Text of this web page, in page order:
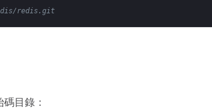
redis.git
目錄：